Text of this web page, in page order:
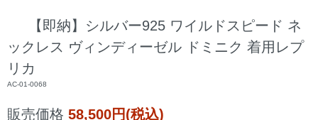
【即納】シルバー925 ワイルドスピード ネ
ックレス ヴィンディーゼル ドミニク 着用レプ
リカ
AC-01-0068
販売価格 58,500円(税込)